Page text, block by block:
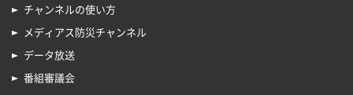
チャンネルの使い方
メディアス防災チャンネル
データ放送
番組審議会